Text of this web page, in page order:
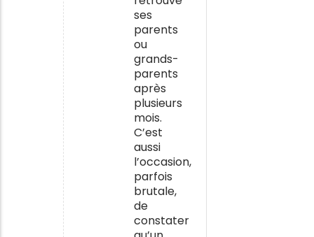
ses
parents
ou
grands-
parents
après
plusieurs
mois.
C’est
aussi
l’occasion,
parfois
brutale,
de
constater